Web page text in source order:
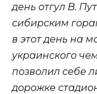
день отгул В.
сибирским
в этот день на
украинского
позволил себе
дорожке